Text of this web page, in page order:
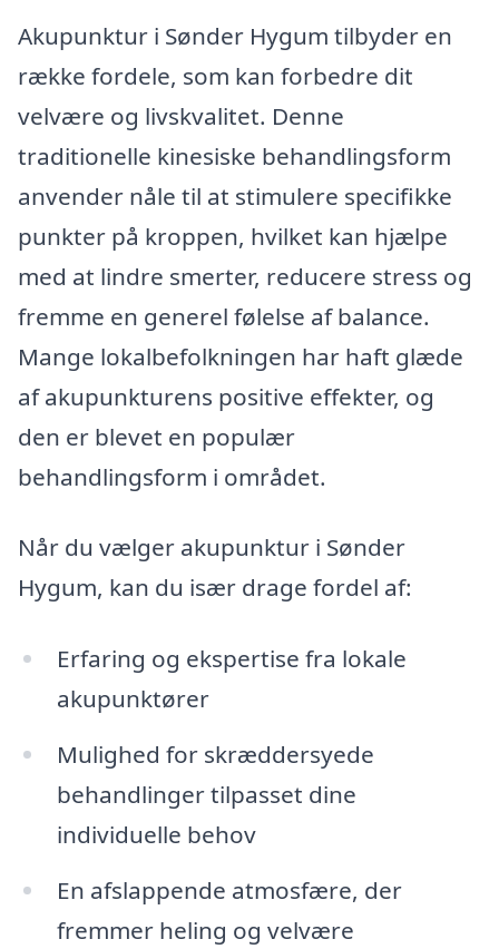
Akupunktur i Sønder Hygum tilbyder en
række fordele, som kan forbedre dit
velvære og livskvalitet. Denne
traditionelle kinesiske behandlingsform
anvender nåle til at stimulere specifikke
punkter på kroppen, hvilket kan hjælpe
med at lindre smerter, reducere stress og
fremme en generel følelse af balance.
Mange lokalbefolkningen har haft glæde
af akupunkturens positive effekter, og
den er blevet en populær
behandlingsform i området.
Når du vælger akupunktur i Sønder
Hygum, kan du især drage fordel af:
Erfaring og ekspertise fra lokale
akupunktører
Mulighed for skræddersyede
behandlinger tilpasset dine
individuelle behov
En afslappende atmosfære, der
fremmer heling og velvære